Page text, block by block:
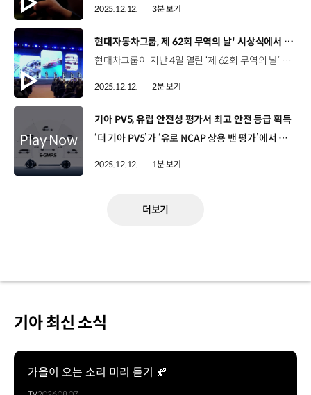
2025.12.12. 3분 보기
[동영상]
현대자동차그룹, 제 62회 무역의 날' 시상식에서 8관왕 쾌거
현대차그룹이 지난 4일 열린 ‘제 62회 무역의 날’ 기념식에서 유공자 부문과 수출탑 부문에서 수상하며 대한민국 수출을 이끌어온 공로를 인정받았습니다. ‘무역의 날’ 시상식은 한국무역협회와 산업통상부 주관으로 우리 무역의 저력을 되새기고 그 중심에서 헌신한 무역인들을 격려하기 위해 마련됐는데요. 무역진흥 유공자 포상 부문에서 현대차 정준철 부사장이 스마트 제조혁신 등 공급망 안정과 신공장 준공 등을 통해 대미 통상 협상력을 높인 공로를 인정받아 금탑산업훈장을 받았고, 현대로템 이정엽 부사장은 동탑산업훈장에 이름을 올렸습니다. 정준철 부사장 / 현대차·기아 제조부문현대차가 대한민국 수출 경쟁력에 큰 기여를 했기 때문에 제가 대표해서 수상한 것으로 생각을 합니다. 앞으로도 대한민국 무역 발전을 위해서 혁신 제조 기술과 협력사들의 도움을 바탕으로 더 기여할 수 있도록 노력하겠습니다. 아울러, 지난해 7월부터 올해 6월까지, 1년간 수출실적을 기준으로 선정하는 ‘수출의 탑’ 시상에서는 현대글로비스가 글로벌 공급망을 기반으로 반조립 부품을 수출하며 ‘60억 불 탑’을 거머쥐었고, 현대로템은 방산과 철도 분야를 기반으로 56개국에 진출하며 ‘20억 불 탑’을 수상했습니다. 이규복 사장 / 현대글로비스 대표이사여러 가지 어려운 무역 여건에서도 고객 여러분들의 변함없는 신뢰와 현대글로비스 임직원 여러분들의 열정과 노력 덕분에 수상하게 되어서 매우 감사드리고 있습니다. 앞으로도 현대글로비스는 글로벌 공급망에서의 전문성과 효율성 제고를 통하여 완성차의 해외 시장 개척에 기여해 나가도록 하겠습니다. 현대차그룹은 쉽지 않은 통상 환경 속에서도 수출 경쟁력을 지속적으로 높여 국내 경제 활성화에 기여하고, 글로벌 시장에서의 입지를 공고히 할 계획입니다.
2025.12.12. 2분 보기
[동영상]
기아 PV5, 유럽 안전성 평가서 최고 안전 등급 획득
‘더 기아 PV5’가 ‘유로 NCAP 상용 밴 평가’에서 최고 등급인 ‘별 다섯’을 획득하며 글로벌 최고 수준의 안전성을 입증했습니다. 유로 NCAP 경상용 차량 테스트는 유럽에서 판매 중인 유럽에서 판매 중인 경상용차 모델에 대한 안전성 검증 테스트를 실시해오고 있으며, 주행 안전성, 충돌 방지, 충돌 후 보호 시스템 등 총 3개 항목을 종합 평가해 별 1~5 등급을 부여합니다. PV5는 PBV 전용 전동화 플랫폼 ‘E-GMP.S’를 기반으로 전방 다중골격 구조와 차체 하부 초고장력강 및 핫스탬핑 강판을 적용해 안전성을 확보했는데요. 이번 평가에서 ‘별 다섯’을 획득한 PV5 카고 모델은 다양한 첨단 운전자 보조 시스템 탑재로 안전한 주행과 효과적인 충돌 방지를 지원한다는 점에서 높은 평가를 받았습니다.
2025.12.12. 1분 보기
더보기
기아 최신 소식
가을이 오는 소리 미리 듣기 🍂